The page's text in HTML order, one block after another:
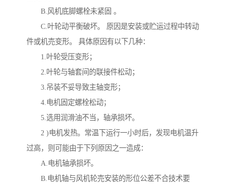
B.风机底脚螺栓未紧固 。
C.叶轮动平衡破坏。 原因是安装或贮运过程中转动
件或机売变形。 具体原因有以下几种：
1.叶轮受压变形；
2.叶轮与轴套间的联接件松动；
3.吊装不妥导致主轴变形；
4.电机固定螺栓松动；
5.选用润滑油不当，轴承损坏。
2 )电机发热。常温下运行一小时后，发现电机温升
过高，则可能由于下列原因之一造成：
A.电机轴承损坏。
B.电机轴与风机轮売安装的形位公差不合技术要